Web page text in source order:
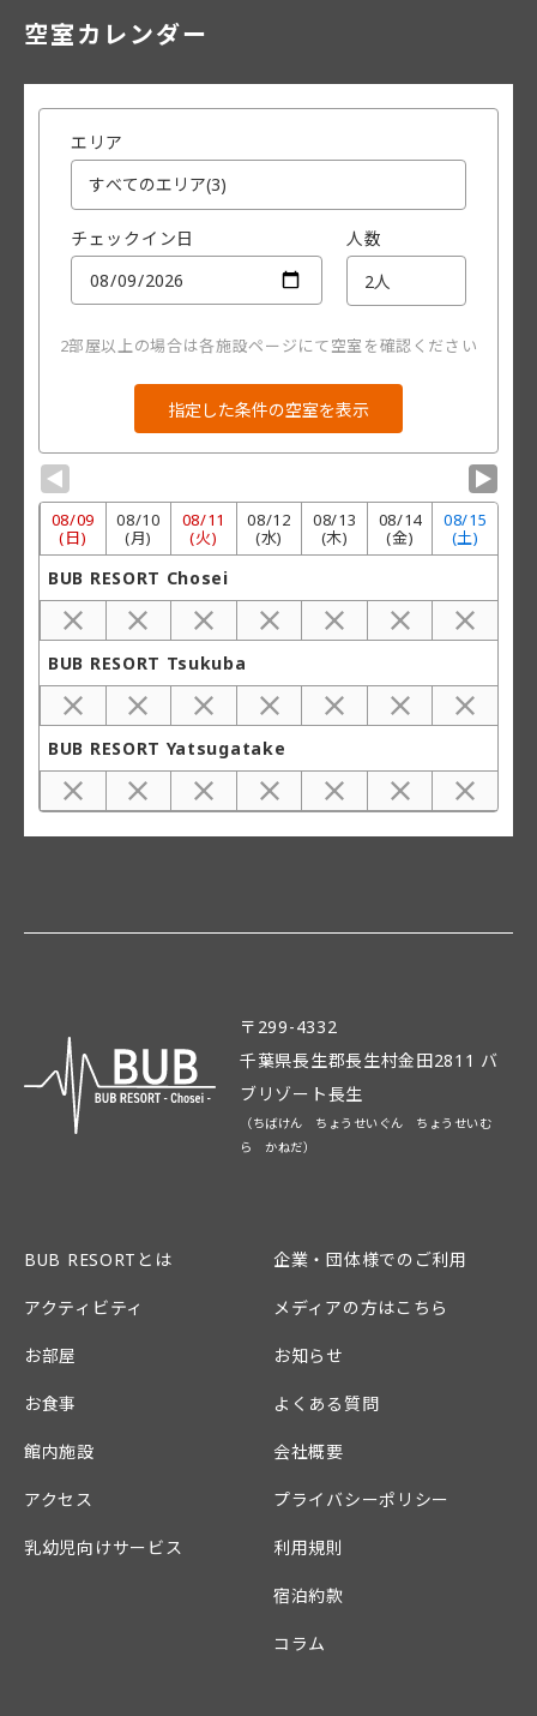
空室カレンダー
エリア
チェックイン日 人数
2部屋以上の場合は各施設ページにて空室を確認ください
▼ ▼
08/09
(日)
08/10
(月)
08/11
(火)
08/12
(水)
08/13
(木)
08/14
(金)
08/15
(土)
BUB RESORT Chosei
BUB RESORT Tsukuba
BUB RESORT Yatsugatake
〒299-4332
千葉県長生郡長生村金田2811 バ
ブリゾート長生
（ちばけん ちょうせいぐん ちょうせいむ
ら かねだ）
BUB RESORTとは
アクティビティ
お部屋
お食事
館内施設
アクセス
乳幼児向けサービス
企業・団体様でのご利用
メディアの方はこちら
お知らせ
よくある質問
会社概要
プライバシーポリシー
利用規則
宿泊約款
コラム